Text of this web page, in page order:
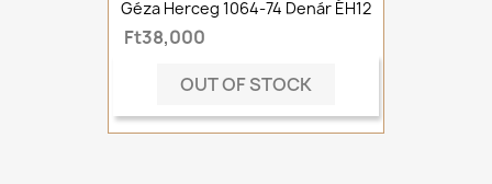
Géza Herceg 1064-74 Denár ÉH12
Ft38,000
OUT OF STOCK